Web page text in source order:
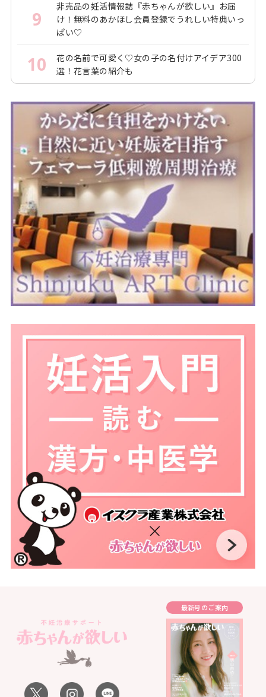
9
非売品の妊活情報誌『赤ちゃんが欲しい』お届
け！無料のあかほし会員登録でうれしい特典いっ
ぱい♡
10
花の名前で可愛く♡女の子の名付けアイデア300
選！花言葉の紹介も
最新号のご案内